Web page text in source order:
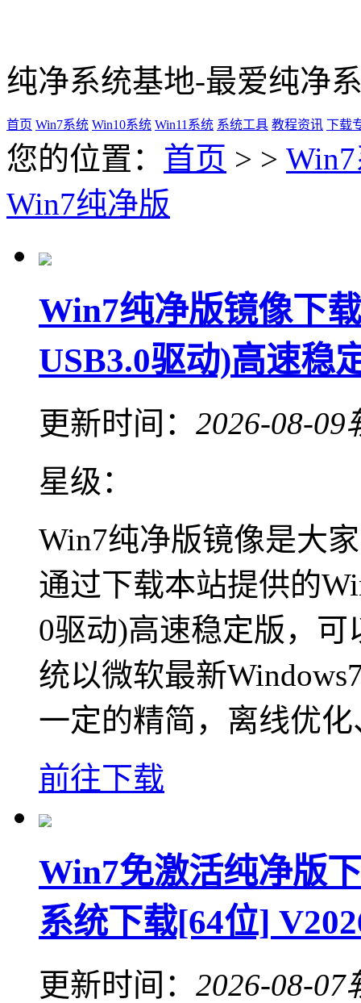
纯净系统基地-最爱纯净
首页 Win7系统 Win10系统 Win11系统 系统工具 教程资讯 下载
您的位置： 首页 > >
Win7纯净版
Win7纯净版镜像下
USB3.0驱动)高速稳
更新时间： 2026-08-09
星级：
Win7纯净版镜像是大
通过下载本站提供的
0驱动)高速稳定版，
统以微软最新
一定的精简，离线优
前往下载
Win7免激活纯净版
系统下载[64位]
更新时间： 2026-08-07